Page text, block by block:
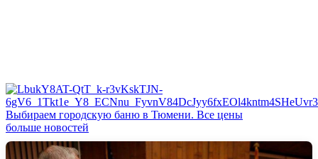
Выбираем городскую баню в Тюмени. Все цены
больше новостей